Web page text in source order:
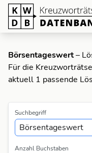
Börsentageswert–
Für die
aktuell 1 passende
Suchbegriff
Anzahl Buchstaben